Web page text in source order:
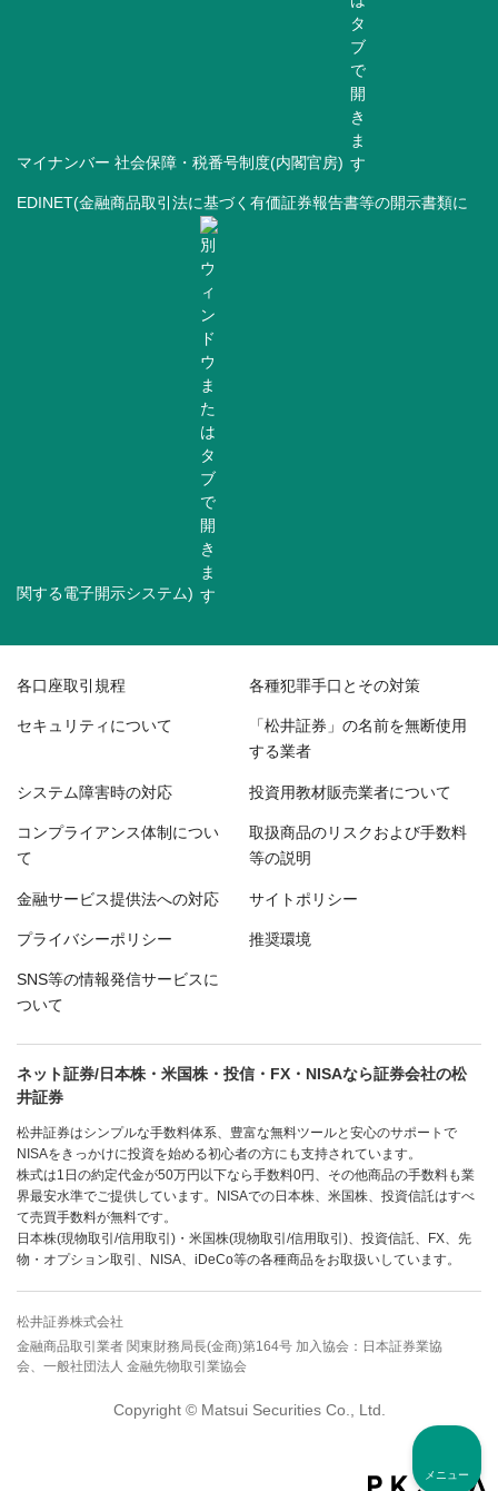
メニュー
マイナンバー 社会保障・税番号制度(内閣官房)
EDINET(金融商品取引法に基づく有価証券報告書等の開示書類に
関する電子開示システム)
各口座取引規程 各種犯罪手口とその対策
セキュリティについて 「松井証券」の名前を無断使用
する業者
システム障害時の対応 投資用教材販売業者について
コンプライアンス体制につい
て
取扱商品のリスクおよび手数料
等の説明
金融サービス提供法への対応 サイトポリシー
プライバシーポリシー 推奨環境
SNS等の情報発信サービスに
ついて
ネット証券/日本株・米国株・投信・FX・NISAなら証券会社の松
井証券
松井証券はシンプルな手数料体系、豊富な無料ツールと安心のサポートで
NISAをきっかけに投資を始める初心者の方にも支持されています。
株式は1日の約定代金が50万円以下なら手数料0円、その他商品の手数料も業
界最安水準でご提供しています。NISAでの日本株、米国株、投資信託はすべ
て売買手数料が無料です。
日本株(現物取引/信用取引)・米国株(現物取引/信用取引)、投資信託、FX、先
物・オプション取引、NISA、iDeCo等の各種商品をお取扱いしています。
松井証券株式会社
金融商品取引業者 関東財務局長(金商)第164号 加入協会：日本証券業協
会、一般社団法人 金融先物取引業協会
Copyright © Matsui Securities Co., Ltd.